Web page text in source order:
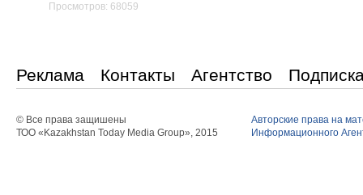
Просмотров: 68059
Реклама Контакты Агентство
© Все права защишены
ТОО «Kazakhstan Today Media Group», 2015
Авторские права на
Информационного